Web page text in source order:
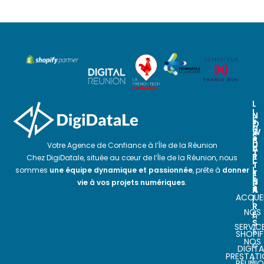
Votre Agence de Confiance à l’Île de la Réunion
Chez DigiDatale, située au cœur de l’Île de la Réunion, nous
sommes une équipe dynamique et passionnée, prête à donner
vie à vos projets numériques.
L
I
E
N
S
U
T
I
L
E
S
NOS
NOS
N
O
S
P
A
R
T
E
N
A
I
R
E
S
N
E
W
S
L
E
T
T
E
R
I
n
s
c
r